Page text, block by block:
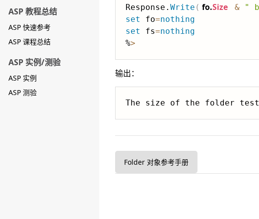
ASP 教程总结
ASP 快速参考
ASP 课程总结
ASP 实例/测验
ASP 实例
ASP 测验
Response. Write ( fo.Size & "
set
fo=nothing
set
fs=nothing
%>
输出：
Folder 对象参考手册